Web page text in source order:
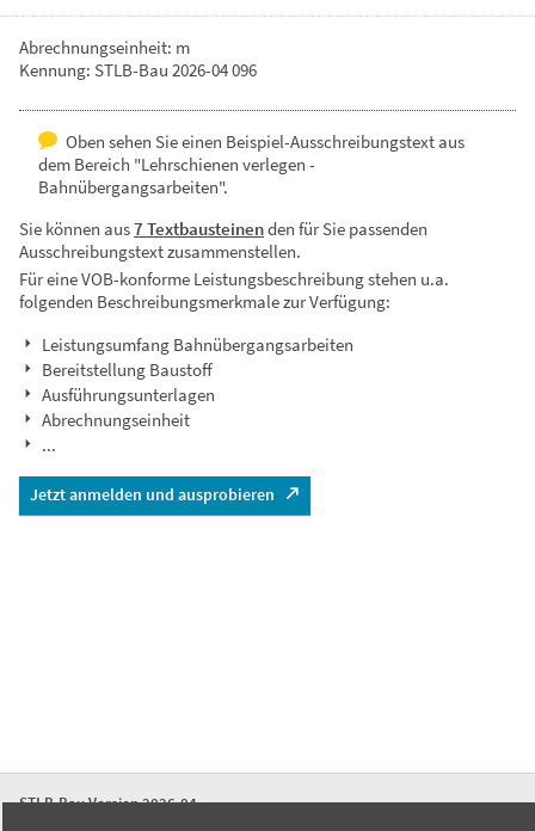
Abrechnungseinheit: m
Kennung: STLB-Bau 2026-04 096
Oben sehen Sie einen Beispiel-Ausschreibungstext aus
dem Bereich "Lehrschienen verlegen -
Bahnübergangsarbeiten".
Sie können aus7 Textbausteinenden für Sie passenden
Ausschreibungstext zusammenstellen.
Für eine VOB-konforme Leistungsbeschreibung stehen u.a.
folgenden Beschreibungsmerkmale zur Verfügung:
Leistungsumfang Bahnübergangsarbeiten
Bereitstellung Baustoff
Ausführungsunterlagen
Abrechnungseinheit
...
Jetzt anmelden und ausprobieren
STLB-Bau Version 2026-04